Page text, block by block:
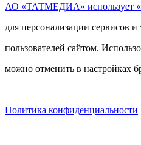
АО «ТАТМЕДИА» использует
для персонализации сервисов и
пользователей сайтом.
можно отменить в настройках
Политика конфиденциальности